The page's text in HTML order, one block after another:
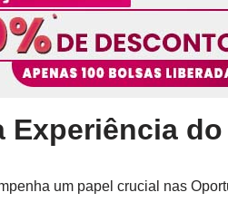
Experiência
um papel crucial nas